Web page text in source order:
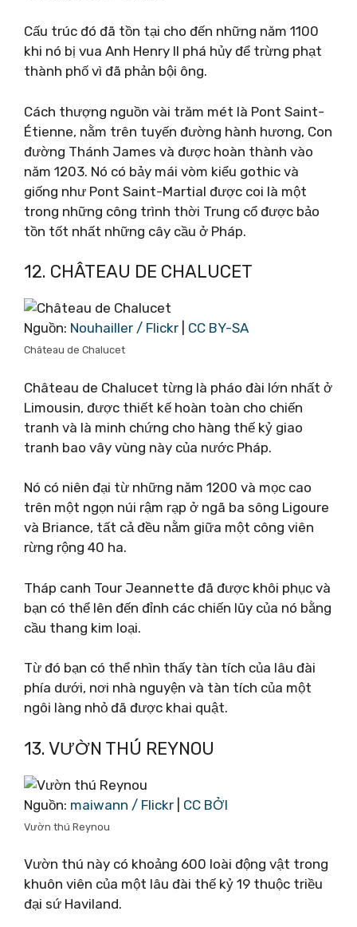
Cấu trúc đó đã tồn tại cho đến những năm 1100
khi nó bị vua Anh Henry II phá hủy để trừng phạt
thành phố vì đã phản bội ông.
Cách thượng nguồn vài trăm mét là Pont Saint-
Étienne, nằm trên tuyến đường hành hương, Con
đường Thánh James và được hoàn thành vào
năm 1203. Nó có bảy mái vòm kiểu gothic và
giống như Pont Saint-Martial được coi là một
trong những công trình thời Trung cổ được bảo
tồn tốt nhất những cây cầu ở Pháp.
12. CHÂTEAU DE CHALUCET
Nguồn: Nouhailler / Flickr CC BY-SA
Château de Chalucet
Château de Chalucet từng là pháo đài lớn nhất ở
Limousin, được thiết kế hoàn toàn cho chiến
tranh và là minh chứng cho hàng thế kỷ giao
tranh bao vây vùng này của nước Pháp.
Nó có niên đại từ những năm 1200 và mọc cao
trên một ngọn núi rậm rạp ở ngã ba sông Ligoure
và Briance, tất cả đều nằm giữa một công viên
rừng rộng 40 ha.
Tháp canh Tour Jeannette đã được khôi phục và
bạn có thể lên đến đỉnh các chiến lũy của nó bằng
cầu thang kim loại.
Từ đó bạn có thể nhìn thấy tàn tích của lâu đài
phía dưới, nơi nhà nguyện và tàn tích của một
ngôi làng nhỏ đã được khai quật.
13. VƯỜN THÚ REYNOU
Nguồn: maiwann / Flickr CC BỞI
Vườn thú Reynou
Vườn thú này có khoảng 600 loài động vật trong
khuôn viên của một lâu đài thế kỷ 19 thuộc triều
đại sứ Haviland.